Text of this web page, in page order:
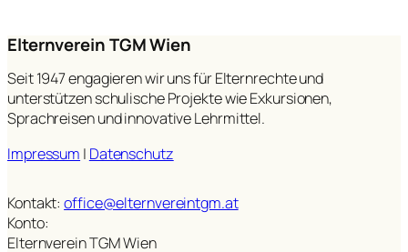
Elternverein TGM Wien
Seit 1947 engagieren wir uns für Elternrechte und
unterstützen schulische Projekte wie Exkursionen,
Sprachreisen und innovative Lehrmittel.
Impressum | Datenschutz
Kontakt:office@elternvereintgm.at
Konto:
Elternverein TGM Wien